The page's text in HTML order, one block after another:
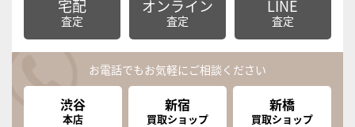
宅配
査定
オンライン
査定
LINE
査定
お電話でもお気軽にご相談ください
渋谷
本店
新宿
買取ショップ
新橋
買取ショップ